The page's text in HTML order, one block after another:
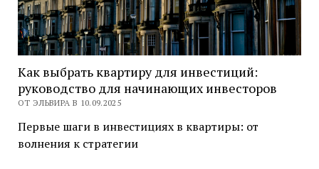
Как выбрать квартиру для инвестиций:
руководство для начинающих инвесторов
ОТ ЭЛЬВИРА В 10.09.2025
Первые шаги в инвестициях в квартиры: от
волнения к стратегии